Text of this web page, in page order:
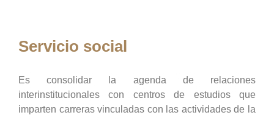
Servicio social
Es consolidar la agenda de relaciones
interinstitucionales con centros de estudios que
imparten carreras vinculadas con las actividades de la